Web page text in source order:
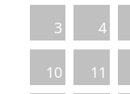
3 4
10 11